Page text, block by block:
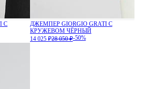
С
ДЖЕМПЕР GIORGIO GRATI С
КРУЖЕВОМ ЧЁРНЫЙ
14 025 ₽28 050 ₽-50%